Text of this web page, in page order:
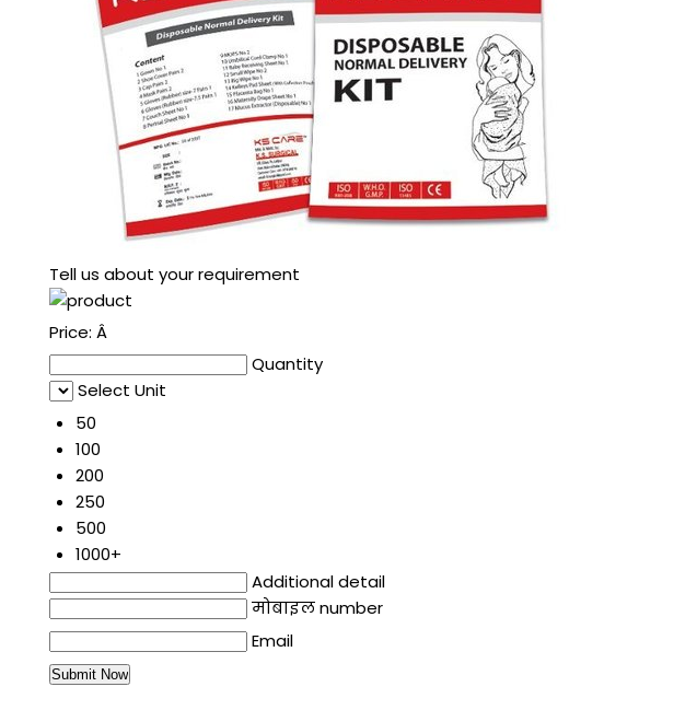
Tell us about your requirement
Price: Â
Quantity
Select Unit
50
100
200
250
500
1000+
Additional detail
मोबाइल number
Email